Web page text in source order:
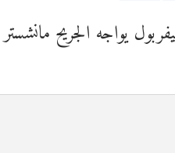
يواجه الجريح مانشستر